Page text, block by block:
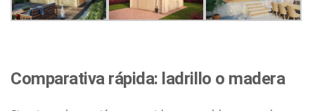
Comparativa rápida: ladrillo o madera